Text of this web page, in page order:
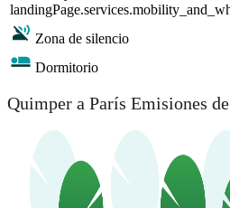
Zona de silencio
Dormitorio
Quimper a París Emisiones